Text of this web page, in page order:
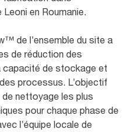
en Roumanie.
de l’ensemble du site a
de réduction des
capacité de stockage et
processus. L’objectif
nettoyage les plus
pour chaque phase de
l’équipe locale de